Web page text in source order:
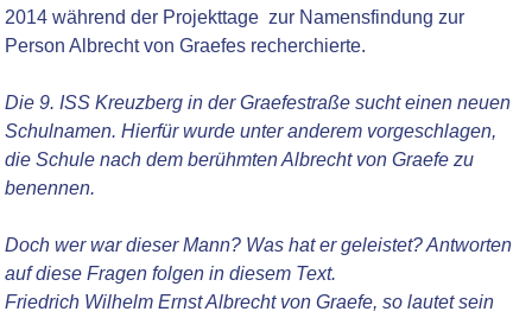
2014 während der Projekttage zur Namensfindung zur
Person Albrecht von Graefes recherchierte.
Die 9. ISS Kreuzberg in der Graefestraße sucht einen neuen
Schulnamen. Hierfür wurde unter anderem vorgeschlagen,
die Schule nach dem berühmten Albrecht von Graefe zu
benennen.
Doch wer war dieser Mann? Was hat er geleistet? Antworten
auf diese Fragen folgen in diesem Text.
Friedrich Wilhelm Ernst Albrecht von Graefe, so lautet sein